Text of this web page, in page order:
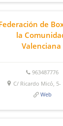
de
la
Valenciana
963487776
C/ Ricardo Micó, 5-
Web